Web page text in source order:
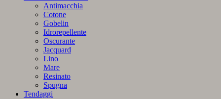
Antimacchia
Cotone
Gobelin
Idrorepellente
Oscurante
Jacquard
Lino
Mare
Resinato
Spugna
Tendaggi